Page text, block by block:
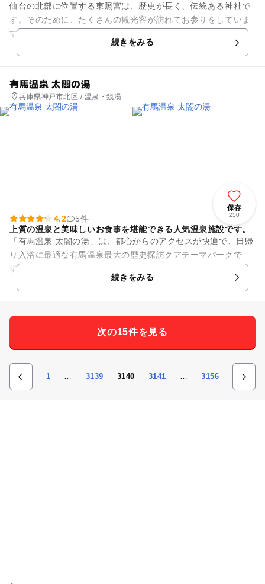
仙台の北部に位置する東照宮は、歴史が長く、伝統ある神社で
す。そのために、たくさんの観光客が訪れてお参りをしていま
す。また、国指定重要文化財として有名ですから、地元の方々
からは誇りに思われています...続きをみる
有馬温泉 太閤の湯
兵庫県神戸市北区 / 温泉・銭湯
保存
250
4.2
5件
上質の温泉と美味しいお食事を堪能できる人気温泉施設です。
「有馬温泉 太閤の湯」は、都心からのアクセスが快適で、日帰
り入浴に最適な有馬温泉最大の歴史探訪クアテーマパークで
す。 金泉蒸し風呂・天下の湯・銀泉くつろぎの湯・和風風呂・
続きをみる
次の15件を見る
1 3139 3140 3141 3156